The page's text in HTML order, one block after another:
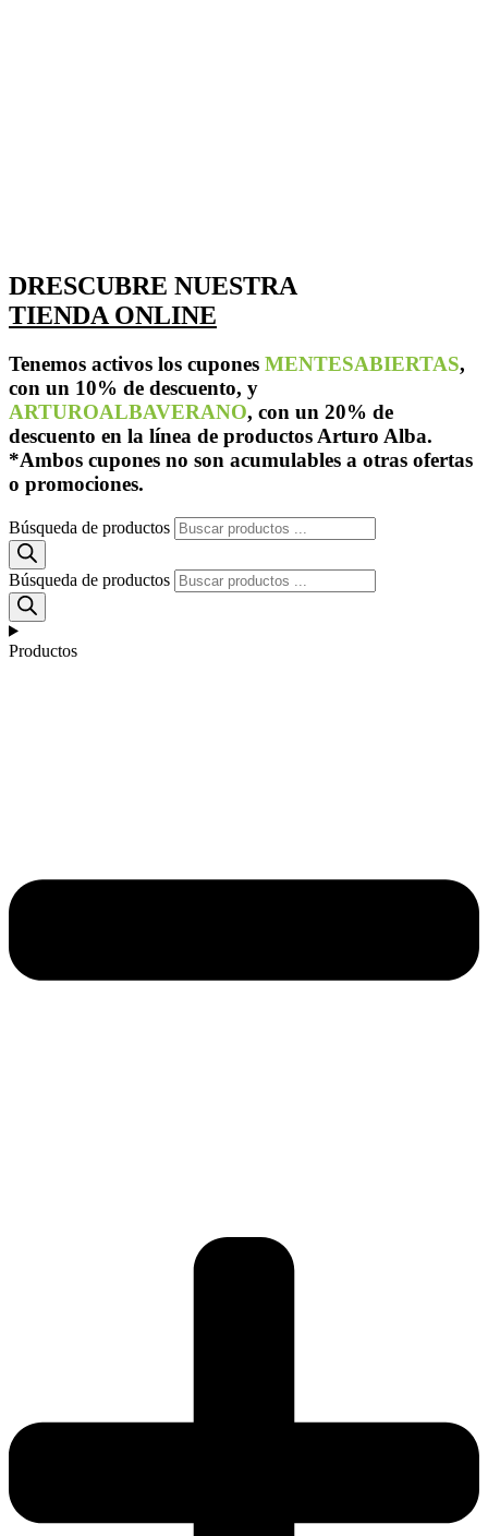
DRESCUBRE NUESTRA
TIENDA ONLINE
Tenemos activos los cupones MENTESABIERTAS,
con un 10% de descuento, y
ARTUROALBAVERANO, con un 20% de
descuento en la línea de productos Arturo Alba.
*Ambos cupones no son acumulables a otras ofertas
o promociones.
Búsqueda de productos
Búsqueda de productos
Productos